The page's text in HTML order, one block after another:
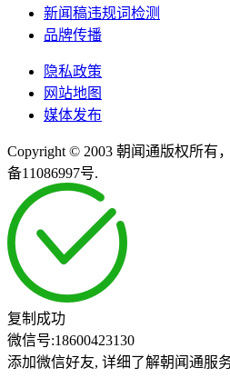
新闻稿违规词检测
品牌传播
隐私政策
网站地图
媒体发布
Copyright © 2003 朝闻通版权所有
备11086997号.
复制成功
微信号:18600423130
添加微信好友, 详细了解朝闻通服